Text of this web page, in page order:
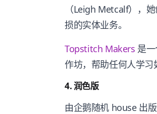
（Leigh Metcalf），
损的实体业务。
Topstitch Makers 是
作坊，帮助任何人学习
4. 润色版
由企鹅随机 house 出